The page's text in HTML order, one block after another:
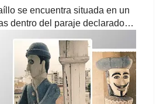
se encuentra situada en un
dentro del paraje declarado…